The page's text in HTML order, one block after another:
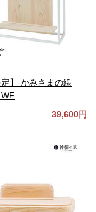
定】 かみさまの線
39,600円